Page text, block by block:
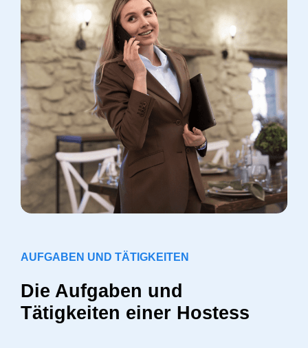
AUFGABEN UND TÄTIGKEITEN
Die Aufgaben und
Tätigkeiten einer Hostess